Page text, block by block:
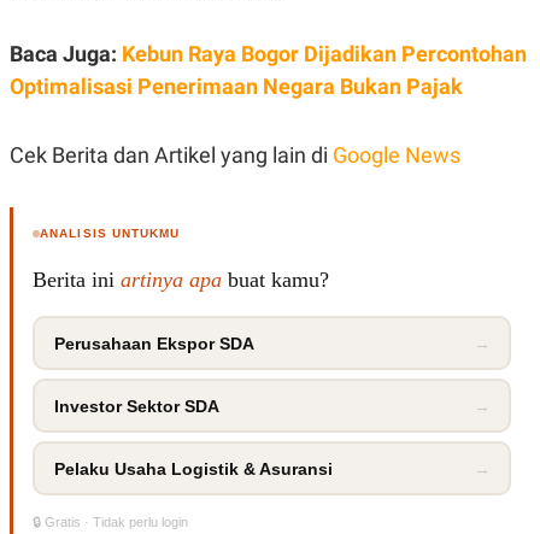
Baca Juga: Kebun Raya Bogor Dijadikan Percontohan
Optimalisasi Penerimaan Negara Bukan Pajak
Cek Berita dan Artikel yang lain di Google News
ANALISIS UNTUKMU
Berita ini artinya apa buat kamu?
Perusahaan Ekspor SDA →
Investor Sektor SDA →
Pelaku Usaha Logistik & Asuransi →
🔒 Gratis · Tidak perlu login